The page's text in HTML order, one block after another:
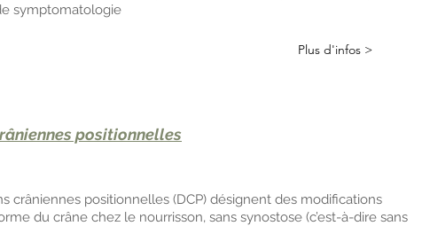
symptomatologie
Plus d'infos >
positionnelles
crâniennes positionnelles (DCP) désignent des modifications
du crâne chez le nourrisson, sans synostose (c’est-à-dire sans